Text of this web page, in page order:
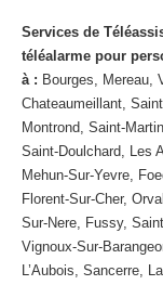
Services de
téléalarme pour
à : Bourges, Mereau,
Chateaumeillant,
Montrond, Saint-
Saint-Doulchard, Les
Mehun-Sur-Yevre,
Florent-Sur-Cher,
Sur-Nere, Fussy,
Vignoux-Sur-
L’Aubois, Sancerre,